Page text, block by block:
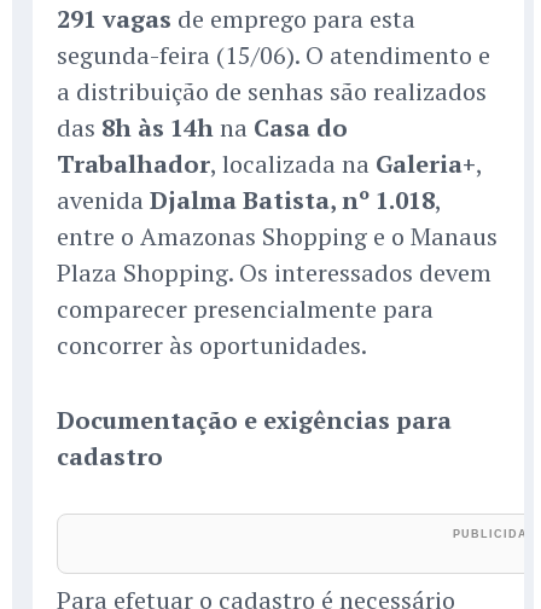
291 vagas de emprego para esta
segunda-feira (15/06). O atendimento e
a distribuição de senhas são realizados
das 8h às 14hna Casa do
Trabalhador, localizada na Galeria+,
avenida Djalma Batista, nº 1.018,
entre o Amazonas Shopping e o Manaus
Plaza Shopping. Os interessados devem
comparecer presencialmente para
concorrer às oportunidades.
Documentação e exigências para
cadastro
Para efetuar o cadastro é necessário